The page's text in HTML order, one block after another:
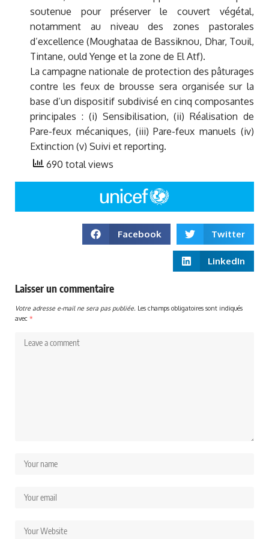
soutenue pour préserver le couvert végétal,
notamment au niveau des zones pastorales
d’excellence (Moughataa de Bassiknou, Dhar, Touil,
Tintane, ould Yenge et la zone de El Atf).
La campagne nationale de protection des pâturages
contre les feux de brousse sera organisée sur la
base d’un dispositif subdivisé en cinq composantes
principales : (i) Sensibilisation, (ii) Réalisation de
Pare-feux mécaniques, (iii) Pare-feux manuels (iv)
Extinction (v) Suivi et reporting.
690 total views
Facebook Twitter
LinkedIn
Laisser un commentaire
Votre adresse e-mail ne sera pas publiée. Les champs obligatoires sont indiqués
avec *